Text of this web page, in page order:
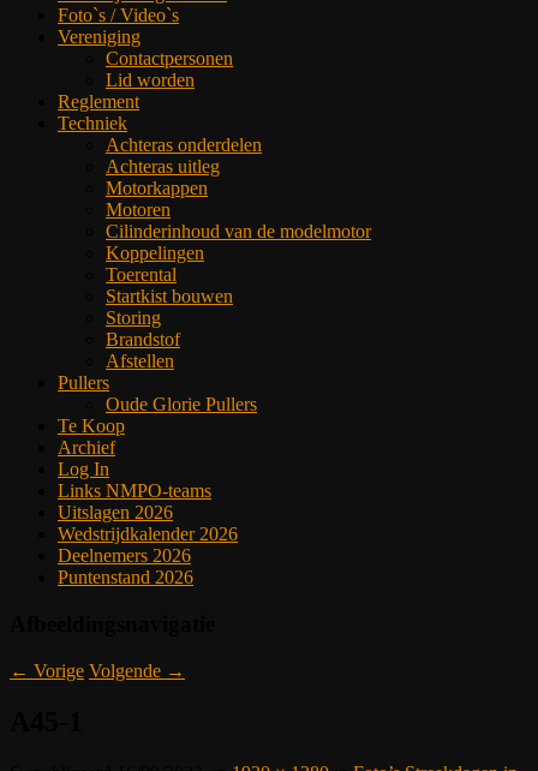
Foto`s / Video`s
Vereniging
Contactpersonen
Lid worden
Reglement
Techniek
Achteras onderdelen
Achteras uitleg
Motorkappen
Motoren
Cilinderinhoud van de modelmotor
Koppelingen
Toerental
Startkist bouwen
Storing
Brandstof
Afstellen
Pullers
Oude Glorie Pullers
Te Koop
Archief
Log In
Links NMPO-teams
Uitslagen 2026
Wedstrijdkalender 2026
Deelnemers 2026
Puntenstand 2026
← Vorige Volgende →